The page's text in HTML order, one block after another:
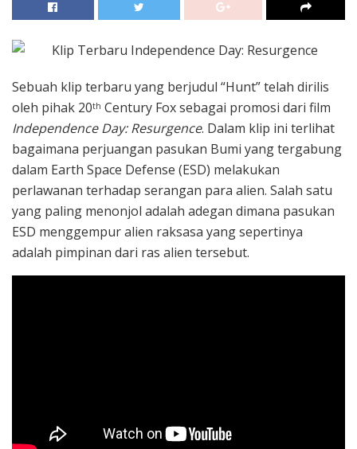
Sebuah klip terbaru yang berjudul “Hunt” telah dirilis
oleh pihak 20th Century Fox sebagai promosi dari film
Independence Day: Resurgence. Dalam klip ini terlihat
bagaimana perjuangan pasukan Bumi yang tergabung
dalam Earth Space Defense (ESD) melakukan
perlawanan terhadap serangan para alien. Salah satu
yang paling menonjol adalah adegan dimana pasukan
ESD menggempur alien raksasa yang sepertinya
adalah pimpinan dari ras alien tersebut.